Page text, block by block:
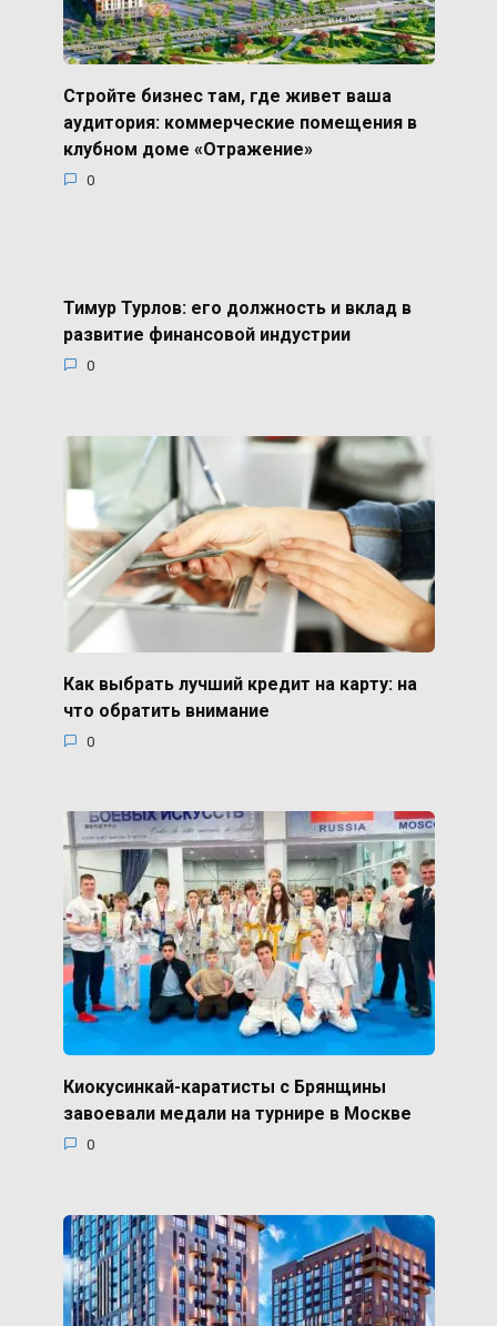
Стройте бизнес там, где живет ваша
аудитория: коммерческие помещения в
клубном доме «Отражение»
0
Тимур Турлов: его должность и вклад в
развитие финансовой индустрии
0
Как выбрать лучший кредит на карту: на
что обратить внимание
0
Киокусинкай-каратисты с Брянщины
завоевали медали на турнире в Москве
0